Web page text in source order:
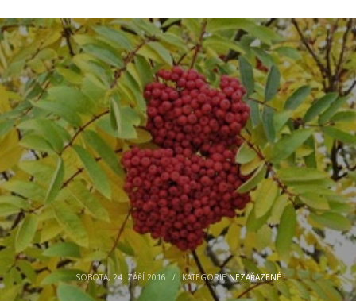
SOBOTA, 24. ZÁŘÍ 2016 / KATEGORIENEZAŘAZENÉ